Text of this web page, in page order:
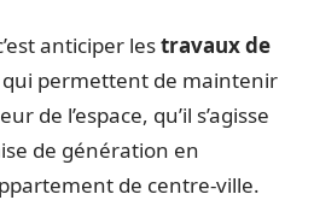
anticiper lestravaux de
qui permettent de maintenir
de l’espace, qu’il s’agisse
de génération en
de centre-ville.